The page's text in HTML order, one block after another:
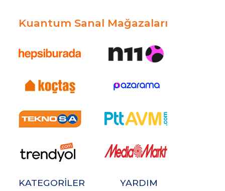
Kuantum Sanal Mağazaları
KATEGORİLER YARDIM